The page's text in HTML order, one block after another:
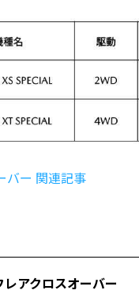
バー 関連記事
レアクロスオーバー